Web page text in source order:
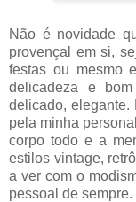
Não é novidade
provençal em si,
festas ou mesmo
delicadeza e
delicado,
pela minha
corpo todo e a
estilos vintage,
a ver com o
pessoal de sempre.